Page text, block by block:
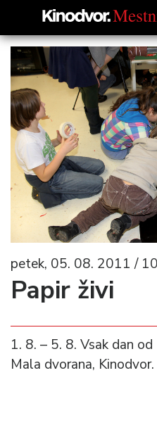
petek, 05. 08. 2011 /
Papir živi
1. 8. – 5. 8. Vsak dan
Mala dvorana, Kinodvor.